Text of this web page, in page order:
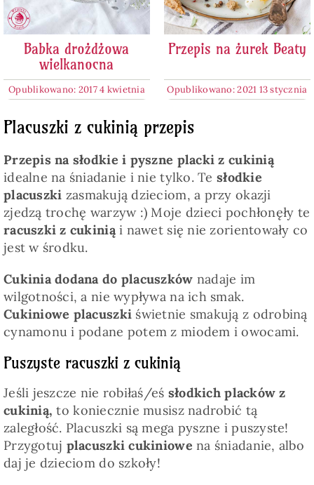
Babka drożdżowa
wielkanocna
Opublikowano: 2017 4 kwietnia
Przepis na żurek Beaty
Opublikowano: 2021 13 stycznia
Placuszki z cukinią przepis
Przepis na słodkie i pyszne placki z cukinią
idealne na śniadanie i nie tylko. Te słodkie
placuszki zasmakują dzieciom, a przy okazji
zjedzą trochę warzyw :) Moje dzieci pochłonęły te
racuszki z cukiniąi nawet się nie zorientowały co
jest w środku.
Cukinia dodana do placuszków nadaje im
wilgotności, a nie wypływa na ich smak.
Cukiniowe placuszki świetnie smakują z odrobiną
cynamonu i podane potem z miodem i owocami.
Puszyste racuszki z cukinią
Jeśli jeszcze nie robiłaś/eś słodkich placków z
cukinią, to koniecznie musisz nadrobić tą
zaległość. Placuszki są mega pyszne i puszyste!
Przygotuj placuszki cukiniowe na śniadanie, albo
daj je dzieciom do szkoły!